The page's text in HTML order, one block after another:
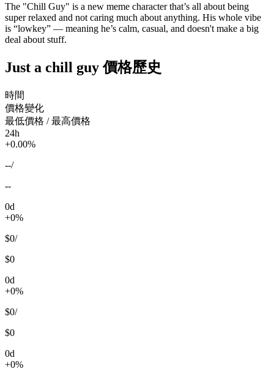
The "Chill Guy" is a new meme character that’s all about being
super relaxed and not caring much about anything. His whole vibe
is “lowkey” — meaning he’s calm, casual, and doesn't make a big
deal about stuff.
Just a chill guy 價格歷史
時間
價格變化
最低價格 / 最高價格
24h
+0.00%
--/
--
0d
+0%
$0/
$0
0d
+0%
$0/
$0
0d
+0%